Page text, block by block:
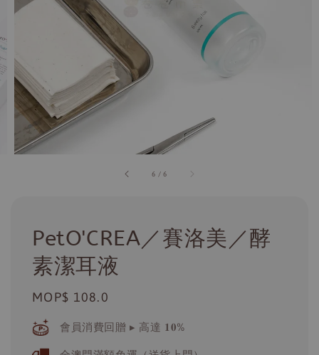
6 /6
PetO'CREA／賽洛美／酵
素潔耳液
Regular
price
MOP$ 108.0
會員消費回贈 ▸ 高達 𝟏𝟎%